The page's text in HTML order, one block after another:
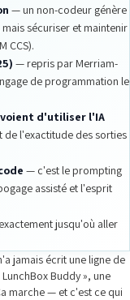
— un non-codeur génère
sécuriser et maintenir
CCS).
— repris par Merriam-
de programmation le
d'utiliser l'IA
de l'exactitude des sorties
— c'est le prompting
assisté et l'esprit
jusqu'où aller
jamais écrit une ligne de
Buddy », une
marche — et c'est ce qui